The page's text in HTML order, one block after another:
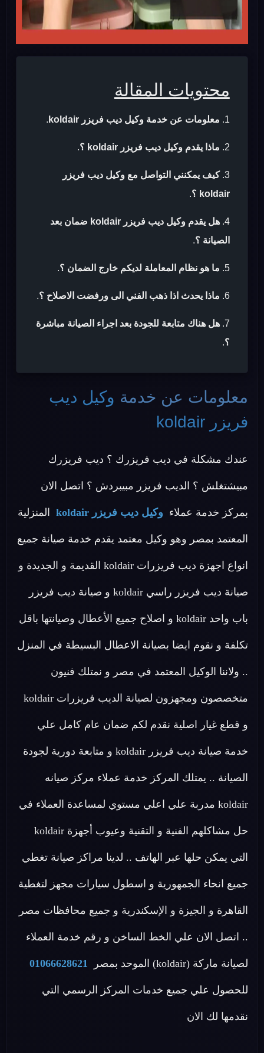
محتويات المقالة
معلومات عن خدمة وكيل ديب فريزر koldair .
ماذا يقدم وكيل ديب فريزر koldair ؟ .
كيف يمكنني التواصل مع وكيل ديب فريزر
koldair ؟
.
هل يقدم وكيل ديب فريزر koldair ضمان بعد
الصيانة ؟.
ما هو نظام المعاملة لديكم خارج الضمان ؟.
ماذا يحدث اذا ذهب الفني الى ورفضت الاصلاح ؟.
هل هناك متابعة للجودة بعد اجراء الصيانة مباشرة
؟.
معلومات عن خدمة وكيل ديب
فريزر koldair
عندك مشكلة في ديب فريزرك ؟ ديب فريزرك
مبيشتغلش ؟ الديب فريزر مبيبردش ؟ اتصل الان
بمركز خدمة عملاء وكيل ديب فريزر koldair المنزلية
المعتمد بمصر وهو وكيل معتمد يقدم خدمة صيانة جميع
انواع اجهزة ديب فريزرات koldair القديمة و الجديدة و
صيانة ديب فريزر راسي koldair و صيانة ديب فريزر
باب واحد koldair و اصلاح جميع الأعطال وصيانتها باقل
تكلفة و نقوم ايضا بصيانة الاعطال البسيطة في المنزل
.. ولاننا الوكيل المعتمد في مصر و نمتلك فنيون
متخصصون ومجهزون لصيانة الديب فريزرات koldair
و قطع غيار اصلية نقدم لكم ضمان عام كامل علي
خدمة صيانة ديب فريزر koldair و متابعة دورية لجودة
الصيانة .. يمتلك المركز خدمة عملاء مركز صيانه
koldair مدربة علي اعلي مستوي لمساعدة العملاء في
حل مشاكلهم الفنية و التقنية وعيوب أجهزة koldair
التي يمكن حلها عبر الهاتف .. لدينا مراكز صيانة تغطي
جميع انحاء الجمهورية و اسطول سيارات مجهز لتغطية
القاهرة و الجيزة و الإسكندرية و جميع محافظات مصر
.. اتصل الان علي الخط الساخن و رقم خدمة العملاء
لصيانة ماركة (koldair) الموحد بمصر 01066628621
للحصول علي جميع خدمات المركز الرسمي التي
نقدمها لك الان